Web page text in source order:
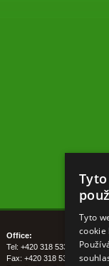
Office:
Tel: +420 318 533 511
Fax: +420 318 533 513
Tyto
cookie